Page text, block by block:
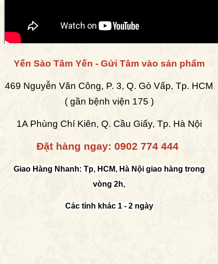
Yến Sào Tâm Yến - Gửi Tâm vào sản phẩm
469 Nguyễn Văn Công, P. 3, Q. Gò Vấp, Tp. HCM
( gần bệnh viện 175 )
1A Phùng Chí Kiên, Q. Cầu Giấy, Tp. Hà Nội
Đặt hàng ngay: 0902 774 444
Giao Hàng Nhanh: Tp, HCM, Hà Nội giao hàng trong
vòng 2h,
Các tỉnh khác 1 - 2 ngày